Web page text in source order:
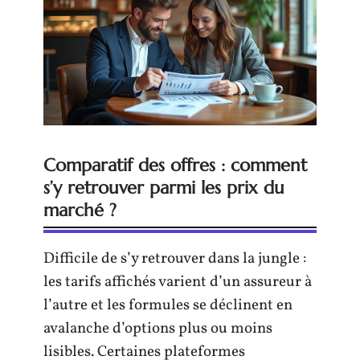
Comparatif des offres : comment
s’y retrouver parmi les prix du
marché ?
Difficile de s’y retrouver dans la jungle :
les tarifs affichés varient d’un assureur à
l’autre et les formules se déclinent en
avalanche d’options plus ou moins
lisibles. Certaines plateformes